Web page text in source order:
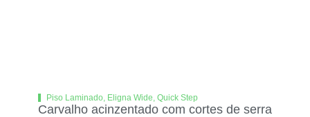
Piso Laminado, Eligna Wide, Quick Step
Carvalho acinzentado com cortes de serra